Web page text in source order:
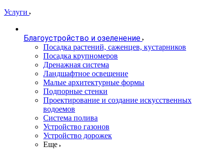
Услуги
Благоустройство и озеленение
Посадка растений, саженцев, кустарников
Посадка крупномеров
Дренажная система
Ландшафтное освещение
Малые архитектурные формы
Подпорные стенки
Проектирование и создание искусственных
водоемов
Система полива
Устройство газонов
Устройство дорожек
Еще